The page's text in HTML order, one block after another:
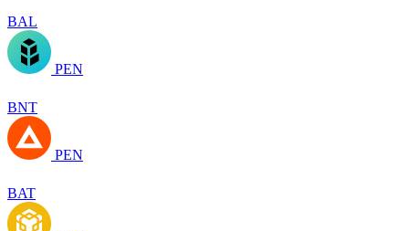
BAL
PEN
BNT
PEN
BAT